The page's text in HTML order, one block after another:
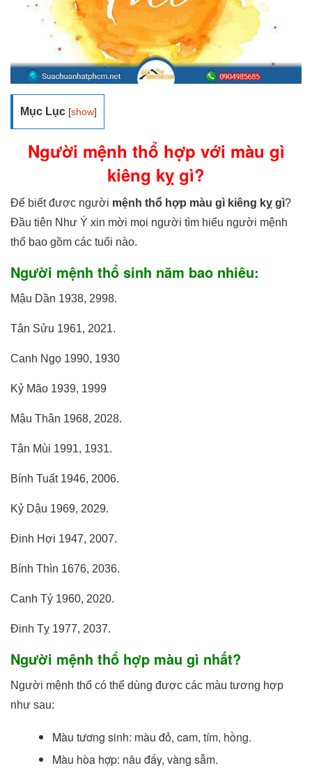
Mục Lục [show]
Người mệnh thổ hợp với màu gì
kiêng kỵ gì?
Để biết được người mệnh thổ hợp màu gì kiêng kỵ gì?
Đầu tiên Như Ý xin mời mọi người tìm hiểu người mệnh
thổ bao gồm các tuổi nào.
Người mệnh thổ sinh năm bao nhiêu:
Mậu Dần 1938, 2998.
Tân Sửu 1961, 2021.
Canh Ngọ 1990, 1930
Kỷ Mão 1939, 1999
Mậu Thân 1968, 2028.
Tân Mùi 1991, 1931.
Bính Tuất 1946, 2006.
Kỷ Dậu 1969, 2029.
Đinh Hợi 1947, 2007.
Bính Thìn 1676, 2036.
Canh Tý 1960, 2020.
Đinh Tỵ 1977, 2037.
Người mệnh thổ hợp màu gì nhất?
Người mệnh thổ có thể dùng được các màu tương hợp
như sau:
Màu tương sinh: màu đỏ, cam, tím, hồng.
Màu hòa hợp: nâu đấy, vàng sẫm.